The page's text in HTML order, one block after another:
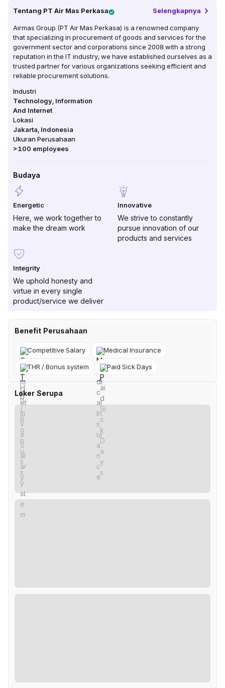
Tentang PT Air Mas Perkasa Selengkapnya
Airmas Group (PT Air Mas Perkasa) is a renowned company
that specializing in procurement of goods and services for the
government sector and corporations since 2008 with a strong
reputation in the IT industry, we have established ourselves as a
trusted partner for various organizations seeking efficient and
reliable procurement solutions.
Industri
Technology, Information
And Internet
Lokasi
Jakarta Indonesia
Ukuran Perusahaan
>100 employees
Budaya
Energetic
Here, we work together to
make the dream work
Innovative
We strive to constantly
pursue innovation of our
products and services
Integrity
We uphold honesty and
virtue in every single
product/service we deliver
Benefit Perusahaan
Competitive Salary Medical Insurance
THR / Bonus system Paid Sick Days
Loker Serupa